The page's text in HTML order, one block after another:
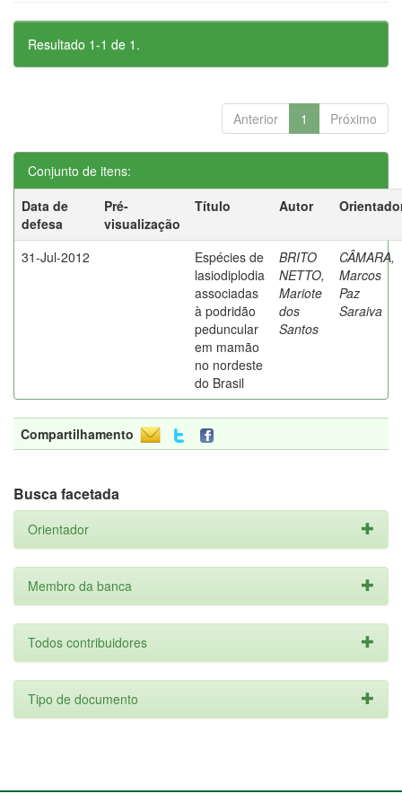
Resultado 1-1 de 1.
Anterior 1 Próximo
Conjunto de itens:
Data de
defesa
Pré-
visualização
Título Autor
31-Jul-2012
Espécies de
lasiodiplodia
associadas
à podridão
peduncular
em mamão
no nordeste
do Brasil
BRITO
NETTO,
Mariote
dos
Santos
CÂMARA,
Marcos
Paz
Saraiva
Compartilhamento
Busca facetada
Orientador
Membro da banca
Todos contribuidores
Tipo de documento